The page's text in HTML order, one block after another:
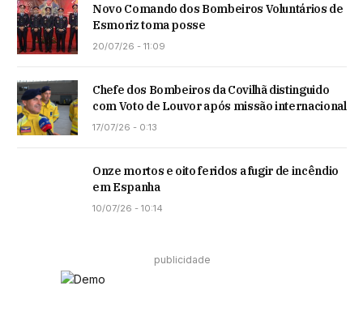
Novo Comando dos Bombeiros Voluntários de
Esmoriz toma posse
20/07/26 - 11:09
Chefe dos Bombeiros da Covilhã distinguido
com Voto de Louvor após missão internacional
17/07/26 - 0:13
Onze mortos e oito feridos a fugir de incêndio
em Espanha
10/07/26 - 10:14
publicidade